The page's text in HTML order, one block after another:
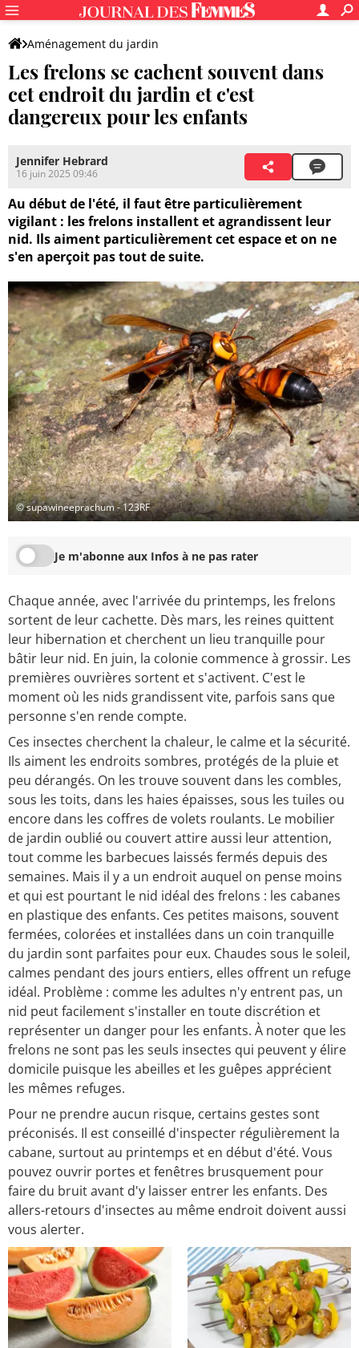
Aménagement du jardin
Les frelons se cachent souvent dans
cet endroit du jardin et c'est
dangereux pour les enfants
Jennifer Hebrard
16 juin 2025 09:46
Au début de l'été, il faut être particulièrement
vigilant : les frelons installent et agrandissent leur
nid. Ils aiment particulièrement cet espace et on ne
s'en aperçoit pas tout de suite.
© supawineeprachum - 123RF
Je m'abonne aux Infos à ne pas rater
Chaque année, avec l'arrivée du printemps, les frelons
sortent de leur cachette. Dès mars, les reines quittent
leur hibernation et cherchent un lieu tranquille pour
bâtir leur nid. En juin, la colonie commence à grossir. Les
premières ouvrières sortent et s'activent. C'est le
moment où les nids grandissent vite, parfois sans que
personne s'en rende compte.
Ces insectes cherchent la chaleur, le calme et la sécurité.
Ils aiment les endroits sombres, protégés de la pluie et
peu dérangés. On les trouve souvent dans les combles,
sous les toits, dans les haies épaisses, sous les tuiles ou
encore dans les coffres de volets roulants. Le mobilier
de jardin oublié ou couvert attire aussi leur attention,
tout comme les barbecues laissés fermés depuis des
semaines. Mais il y a un endroit auquel on pense moins
et qui est pourtant le nid idéal des frelons : les cabanes
en plastique des enfants. Ces petites maisons, souvent
fermées, colorées et installées dans un coin tranquille
du jardin sont parfaites pour eux. Chaudes sous le soleil,
calmes pendant des jours entiers, elles offrent un refuge
idéal. Problème : comme les adultes n'y entrent pas, un
nid peut facilement s'installer en toute discrétion et
représenter un danger pour les enfants. À noter que les
frelons ne sont pas les seuls insectes qui peuvent y élire
domicile puisque les abeilles et les guêpes apprécient
les mêmes refuges.
Pour ne prendre aucun risque, certains gestes sont
préconisés. Il est conseillé d'inspecter régulièrement la
cabane, surtout au printemps et en début d'été. Vous
pouvez ouvrir portes et fenêtres brusquement pour
faire du bruit avant d'y laisser entrer les enfants. Des
allers-retours d'insectes au même endroit doivent aussi
vous alerter.